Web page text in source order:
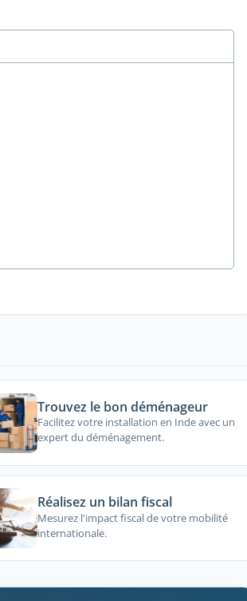
Trouvez le bon déménageur
Facilitez votre installation en Inde avec un
expert du déménagement.
Réalisez un bilan fiscal
Mesurez l'impact fiscal de votre mobilité
internationale.